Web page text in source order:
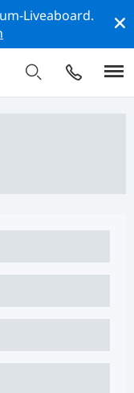
Liveaboard.